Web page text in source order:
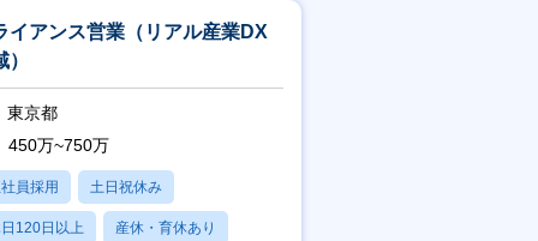
イアンス営業（リアル産業DX
東京都
450万~750万
員採用 土日祝休み
120日以上 産休・育休あり